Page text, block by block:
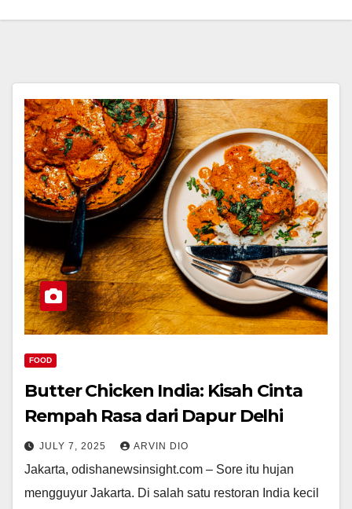
FOOD
Butter Chicken India: Kisah Cinta
Rempah Rasa dari Dapur Delhi
JULY 7, 2025 ARVIN DIO
Jakarta, odishanewsinsight.com – Sore itu hujan
mengguyur Jakarta. Di salah satu restoran India kecil